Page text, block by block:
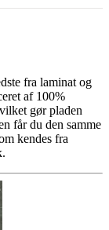
fra laminat og
af 100%
gør pladen
får du den samme
kendes fra